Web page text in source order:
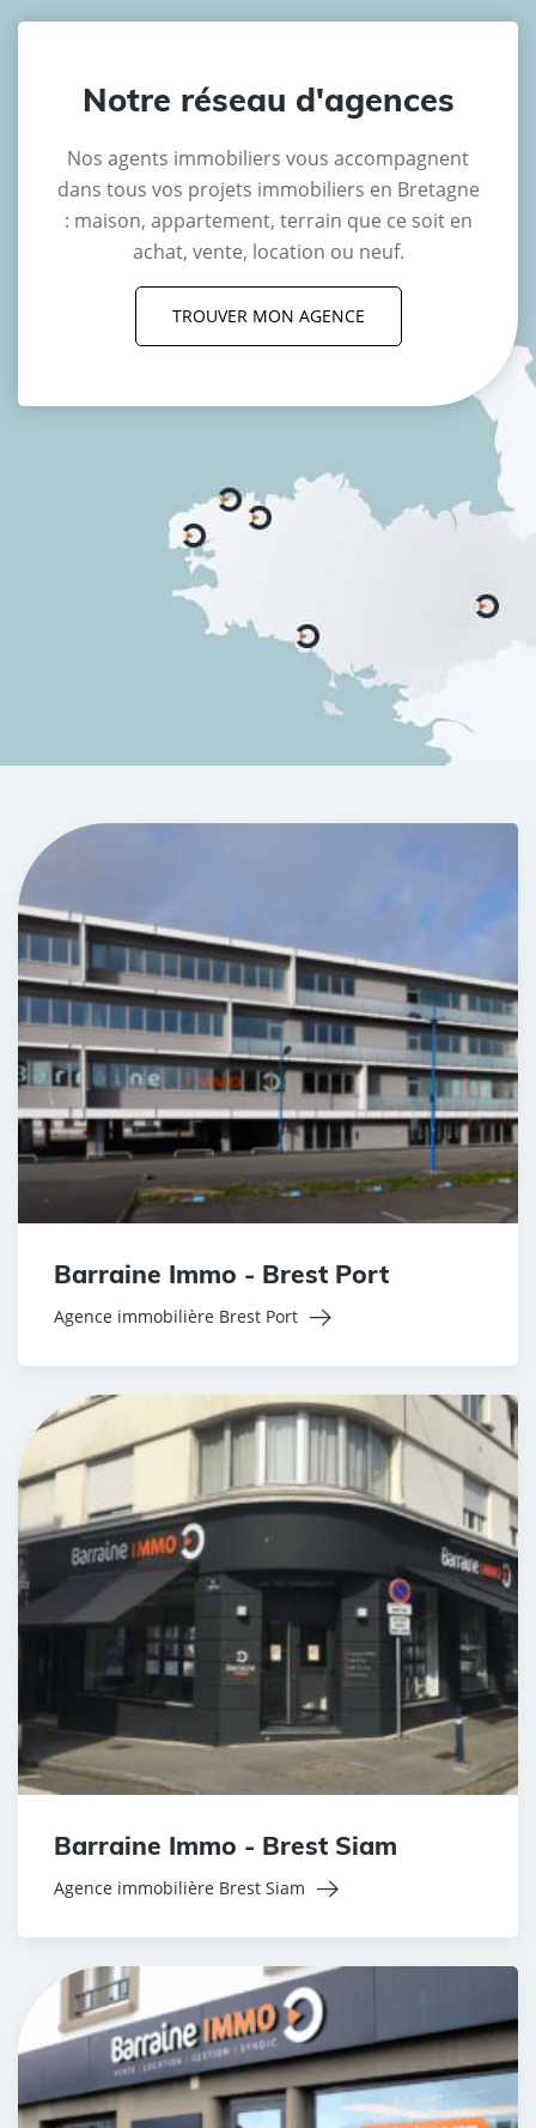
Notre réseau d'agences
Nos agents immobiliers vous accompagnent
dans tous vos projets immobiliers en Bretagne
: maison, appartement, terrain que ce soit en
achat, vente, location ou neuf.
TROUVER MON AGENCE
Barraine Immo - Brest Port
Agence immobilière Brest Port
Barraine Immo - Brest Siam
Agence immobilière Brest Siam